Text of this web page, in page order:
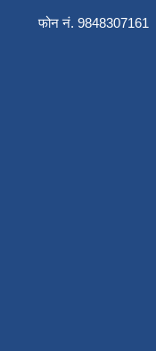
फोन नं. 9848307161